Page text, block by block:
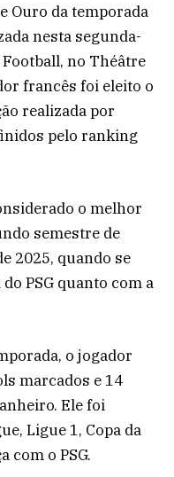
Ouro da temporada
nesta segunda-
no Théâtre
francês foi eleito o
realizada por
pelo ranking
o melhor
semestre de
2025, quando se
PSG quanto com a
o jogador
marcados e 14
Ele foi
Ligue 1, Copa da
com o PSG.